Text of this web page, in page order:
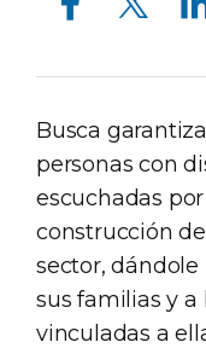
Busca
personas con
escuchadas
construcción
sector,
sus familias y a
vinculadas a